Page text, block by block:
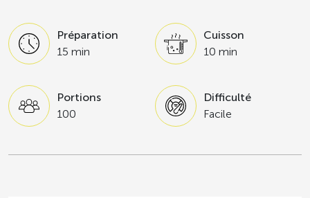
Préparation
15 min
Cuisson
10 min
Portions
100
Difficulté
Facile